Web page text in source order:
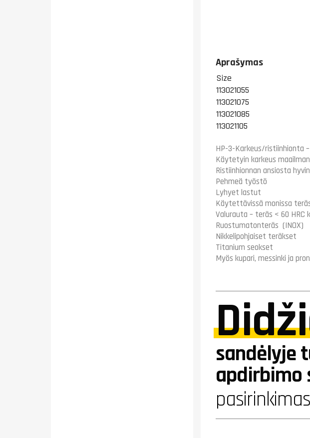
Aprašymas
Size
113021055
113021075
113021085
113021105
HP-3-Karkeus/ristiinhionta
Käytetyin karkeus
Ristiinhionnan ansiosta
Pehmeä työstö
Lyhyet lastut
Käytettävissä monissa
Valurauta – teräs < 60 HRC
Ruostumatonteräs (INOX)
Nikkelipohjaiset teräkset
Titanium seokset
Myös kupari, messinki ja
sandėlyje
apdirbimo